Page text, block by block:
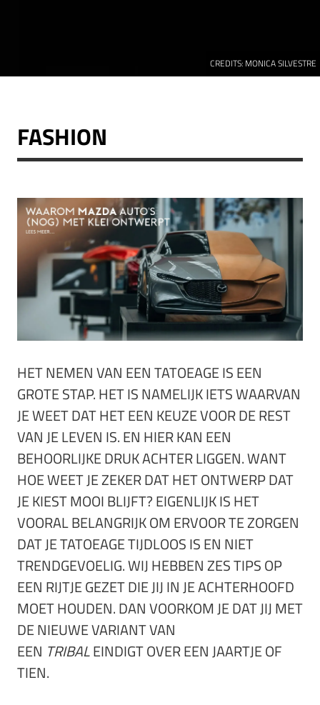
CREDITS: MONICA SILVESTRE
FASHION
HET NEMEN VAN EEN TATOEAGE IS EEN
GROTE STAP. HET IS NAMELIJK IETS WAARVAN
JE WEET DAT HET EEN KEUZE VOOR DE REST
VAN JE LEVEN IS. EN HIER KAN EEN
BEHOORLIJKE DRUK ACHTER LIGGEN. WANT
HOE WEET JE ZEKER DAT HET ONTWERP DAT
JE KIEST MOOI BLIJFT? EIGENLIJK IS HET
VOORAL BELANGRIJK OM ERVOOR TE ZORGEN
DAT JE TATOEAGE TIJDLOOS IS EN NIET
TRENDGEVOELIG. WIJ HEBBEN ZES TIPS OP
EEN RIJTJE GEZET DIE JIJ IN JE ACHTERHOOFD
MOET HOUDEN. DAN VOORKOM JE DAT JIJ MET
DE NIEUWE VARIANT VAN
EEN TRIBALEINDIGT OVER EEN JAARTJE OF
TIEN.